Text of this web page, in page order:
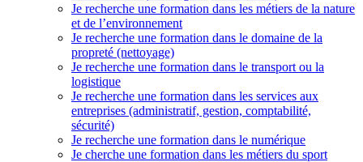
Je recherche une formation dans les métiers de la nature
et de l’environnement
Je recherche une formation dans le domaine de la
propreté (nettoyage)
Je recherche une formation dans le transport ou la
logistique
Je recherche une formation dans les services aux
entreprises (administratif, gestion, comptabilité,
sécurité)
Je recherche une formation dans le numérique
Je cherche une formation dans les métiers du sport